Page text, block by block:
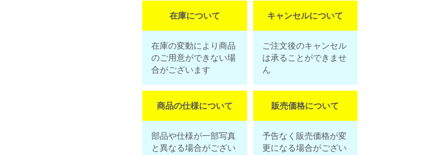
在庫について
在庫の変動により商品
のご用意ができない場
合がございます
キャンセルについて
ご注文後のキャンセル
は承ることができませ
ん
商品の仕様について
部品や仕様が一部写真
と異なる場合がござい
販売価格について
予告なく販売価格が変
更になる場合がござい